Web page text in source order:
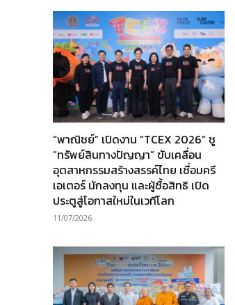
“พาณิชย์” เปิดงาน “TCEX 2026” ชู
“ทรัพย์สินทางปัญญา” ขับเคลื่อน
อุตสาหกรรมสร้างสรรค์ไทย เชื่อมครี
เอเตอร์ นักลงทุน และผู้ซื้อสิทธิ เปิด
ประตูสู่โอกาสใหม่ในเวทีโลก
11/07/2026